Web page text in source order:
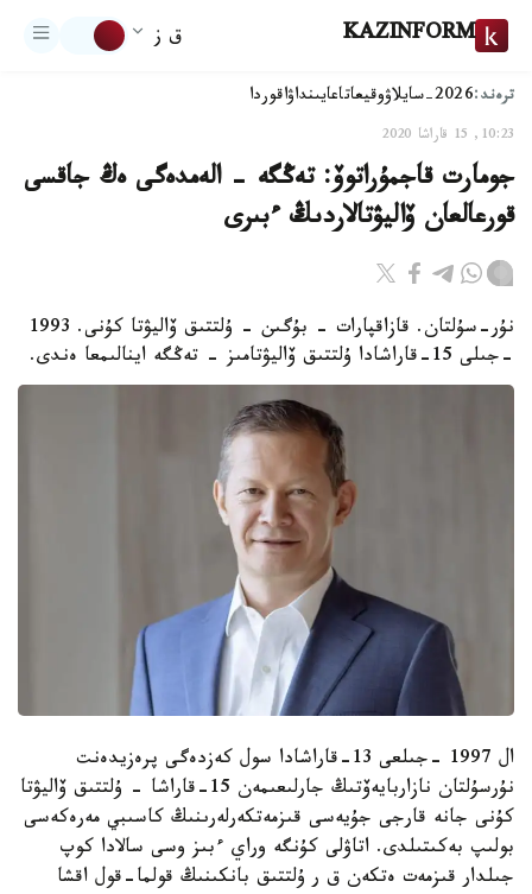
KAZINFORM ق ز
ترەند:2026-سايلاۋ وقيعاتاعايىنداۋاقوردا
10:23, 15 قاراشا 2020
جومارت قاجمۇراتوۆ: تەڭگە - الەمدەگى ەڭ جاقسى
قورعالعان ۆاليۋتالاردىڭ ءبىرى
نۇر-سۇلتان. قازاقپارات - بۇگىن - ۇلتتىق ۆاليۋتا كۇنى. 1993
-جىلى 15-قاراشادا ۇلتتىق ۆاليۋتامىز - تەڭگە اينالىمعا ەندى.
ال 1997 -جىلعى 13-قاراشادا سول كەزدەگى پرەزيدەنت
نۇرسۇلتان نازاربايەۆتىڭ جارلىعىمەن 15-قاراشا - ۇلتتىق ۆاليۋتا
كۇنى جانە قارجى جۇيەسى قىزمەتكەرلەرىنىڭ كاسىبي مەرەكەسى
بولىپ بەكىتىلدى. اتاۋلى كۇنگە وراي ءبىز وسى سالادا كوپ
جىلدار قىزمەت ەتكەن ق ر ۇلتتىق بانكىنىڭ قولما-قول اقشا